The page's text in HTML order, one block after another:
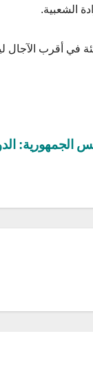
الشعبية.
في أقرب الآجال
الجمهورية: